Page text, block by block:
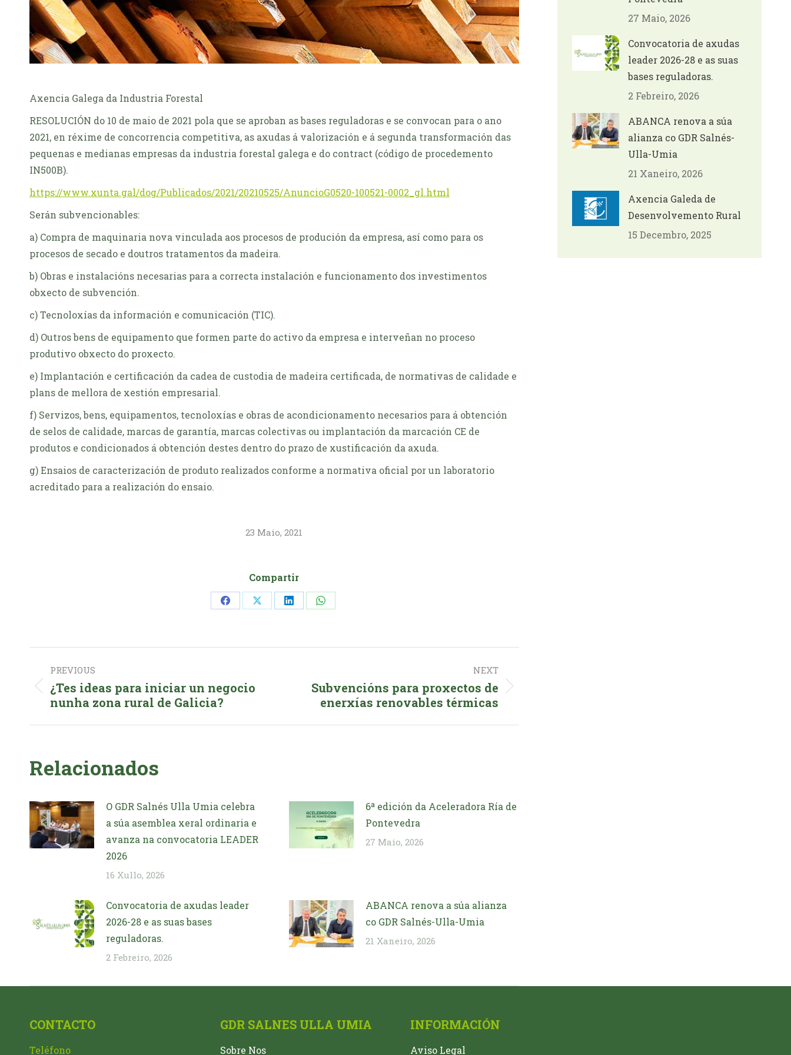
Axencia Galega da Industria Forestal
RESOLUCIÓN do 10 de maio de 2021 pola que se aproban as bases reguladoras e se convocan para o ano
2021, en réxime de concorrencia competitiva, as axudas á valorización e á segunda transformación das
pequenas e medianas empresas da industria forestal galega e do contract (código de procedemento
IN500B).
https://www.xunta.gal/dog/Publicados/2021/20210525/AnuncioG0520-100521-0002_gl.html
Serán subvencionables:
a) Compra de maquinaria nova vinculada aos procesos de produción da empresa, así como para os
procesos de secado e doutros tratamentos da madeira.
b) Obras e instalacións necesarias para a correcta instalación e funcionamento dos investimentos
obxecto de subvención.
c) Tecnoloxías da información e comunicación (TIC).
d) Outros bens de equipamento que formen parte do activo da empresa e interveñan no proceso
produtivo obxecto do proxecto.
e) Implantación e certificación da cadea de custodia de madeira certificada, de normativas de calidade e
plans de mellora de xestión empresarial.
f) Servizos, bens, equipamentos, tecnoloxías e obras de acondicionamento necesarios para á obtención
de selos de calidade, marcas de garantía, marcas colectivas ou implantación da marcación CE de
produtos e condicionados á obtención destes dentro do prazo de xustificación da axuda.
g) Ensaios de caracterización de produto realizados conforme a normativa oficial por un laboratorio
acreditado para a realización do ensaio.
23 Maio, 2021
Compartir
Share Share Share Share
Post
navigation
PREVIOUS
Previous
post:
¿Tes ideas para iniciar un negocio
nunha zona rural de Galicia?
NEXT
NextSubvencións para proxectos de
enerxías renovables térmicas
Relacionados
O GDR Salnés Ulla Umia celebra
a súa asemblea xeral ordinaria e
avanza na convocatoria LEADER
2026
16 Xullo, 2026
6ª edición da Aceleradora Ría de
Pontevedra
27 Maio, 2026
Convocatoria de axudas leader
2026-28 e as suas bases
reguladoras.
2 Febreiro, 2026
ABANCA renova a súa alianza
co GDR Salnés-Ulla-Umia
21 Xaneiro, 2026
27 Maio, 2026
Convocatoria de axudas
leader 2026-28 e as suas
bases reguladoras.
2 Febreiro, 2026
ABANCA renova a súa
alianza co GDR Salnés-
Ulla-Umia
21 Xaneiro, 2026
Axencia Galeda de
Desenvolvemento Rural
15 Decembro, 2025
CONTACTO
Teléfono
GDR SALNES ULLA UMIA
Sobre Nos
INFORMACIÓN
Aviso Legal